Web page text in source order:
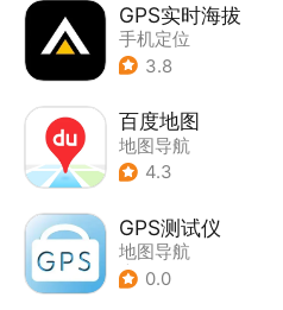
GPS实时海拔
手机定位
3.8
百度地图
地图导航
4.3
GPS测试仪
地图导航
| 其他测量工具
0.0